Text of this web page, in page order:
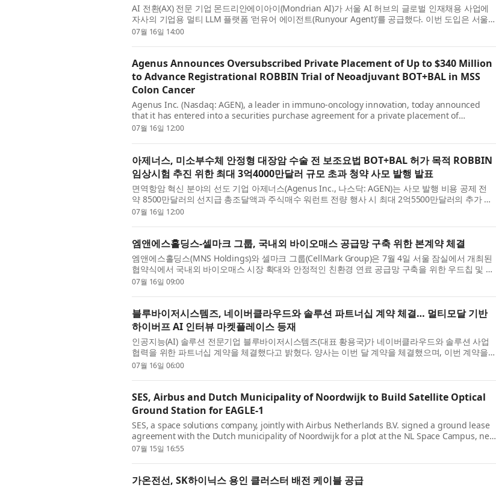
AI 전환(AX) 전문 기업 몬드리안에이아이(Mondrian AI)가 서울 AI 허브의 글로벌 인재채용 사업에
자사의 기업용 멀티 LLM 플랫폼 ‘런유어 에이전트(Runyour Agent)’를 공급했다. 이번 도입은 서울시
와 서울대학교가 참여해 AI 산업 생태계 활성화와 인재 양성을 추...
07월 16일 14:00
Agenus Announces Oversubscribed Private Placement of Up to $340 Million
to Advance Registrational ROBBIN Trial of Neoadjuvant BOT+BAL in MSS
Colon Cancer
Agenus Inc. (Nasdaq: AGEN), a leader in immuno-oncology innovation, today announced
that it has entered into a securities purchase agreement for a private placement of
approximately $85 million in upfront gross proceeds, before the deduction of pr...
07월 16일 12:00
아제너스, 미소부수체 안정형 대장암 수술 전 보조요법 BOT+BAL 허가 목적 ROBBIN
임상시험 추진 위한 최대 3억4000만달러 규모 초과 청약 사모 발행 발표
면역항암 혁신 분야의 선도 기업 아제너스(Agenus Inc., 나스닥: AGEN)는 사모 발행 비용 공제 전
약 8500만달러의 선지급 총조달액과 주식매수 워런트 전량 행사 시 최대 2억5500만달러의 추가 조
달액을 확보하는 내용의 증권 매입 계약을 체결했다고 오늘 발표했다...
07월 16일 12:00
엠앤에스홀딩스-셀마크 그룹, 국내외 바이오매스 공급망 구축 위한 본계약 체결
엠앤에스홀딩스(MNS Holdings)와 셀마크 그룹(CellMark Group)은 7월 4일 서울 잠실에서 개최된
협약식에서 국내외 바이오매스 시장 확대와 안정적인 친환경 연료 공급망 구축을 위한 우드칩 및 바
이오매스 연료 공급·구매 본계약을 체결했다고 밝혔다. 이번 본계약...
07월 16일 09:00
블루바이저시스템즈, 네이버클라우드와 솔루션 파트너십 계약 체결… 멀티모달 기반
하이버프 AI 인터뷰 마켓플레이스 등재
인공지능(AI) 솔루션 전문기업 블루바이저시스템즈(대표 황용국)가 네이버클라우드와 솔루션 사업
협력을 위한 파트너십 계약을 체결했다고 밝혔다. 양사는 이번 달 계약을 체결했으며, 이번 계약을
통해 블루바이저시스템즈의 멀티모달 기반 하이버프 AI 인터뷰가 네...
07월 16일 06:00
SES, Airbus and Dutch Municipality of Noordwijk to Build Satellite Optical
Ground Station for EAGLE-1
SES, a space solutions company, jointly with Airbus Netherlands B.V. signed a ground lease
agreement with the Dutch municipality of Noordwijk for a plot at the NL Space Campus, next
to the European Space Agency’s (ESA) technical center ESTeC. The ...
07월 15일 16:55
가온전선, SK하이닉스 용인 클러스터 배전 케이블 공급